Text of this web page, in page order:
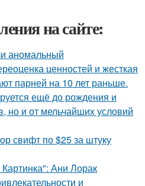
на сайте:
аномальный
ценностей и жесткая
парней на 10 лет раньше.
ещё до рождения и
но и от мельчайших условий
свифт по $25 за штуку
Ани Лорак
и